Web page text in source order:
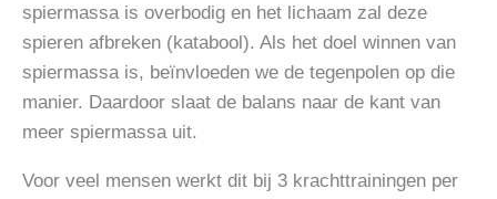
spiermassa is overbodig en het lichaam zal deze
spieren afbreken (katabool). Als het doel winnen van
spiermassa is, beïnvloeden we de tegenpolen op die
manier. Daardoor slaat de balans naar de kant van
meer spiermassa uit.
Voor veel mensen werkt dit bij 3 krachttrainingen per